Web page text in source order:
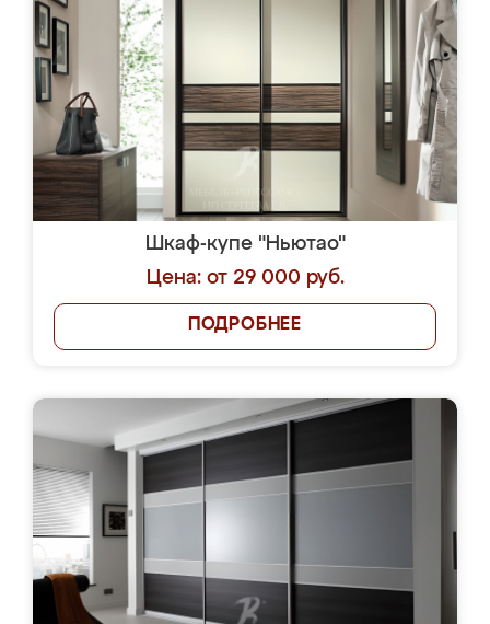
Шкаф-купе "Ньютао"
Цена: от 29 000 руб.
ПОДРОБНЕЕ